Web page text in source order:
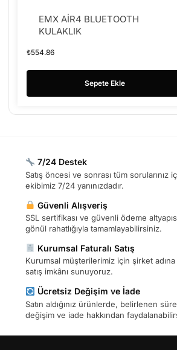
EMX AİR4 BLUETOOTH
KULAKLIK
₺554.86
Sepete Ekle
7/24 Destek
Satış öncesi ve sonrası tüm
ekibimiz 7/24 yanınızdadır.
Güvenli Alışveriş
SSL sertifikası ve güvenli ödeme
gönül rahatlığıyla tamamlayabilirsiniz.
Kurumsal Faturalı Satış
Kurumsal müşterilerimiz için şirket adına
satış imkânı sunuyoruz.
Ücretsiz Değişim ve İade
Satın aldığınız ürünlerde, belirlenen
değişim ve iade hakkından